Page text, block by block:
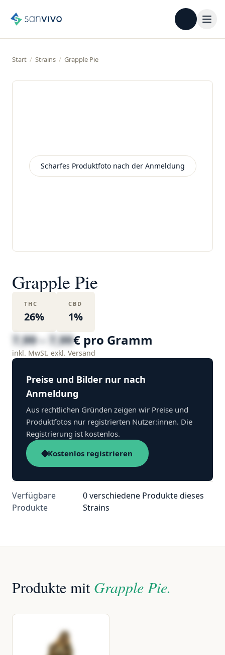
Start / Strains / Grapple Pie
Scharfes Produktfoto nach der Anmeldung
Grapple Pie
THC
26%
CBD
1%
7,99 – 7,99€ pro Gramm
inkl. MwSt. exkl. Versand
Preise und Bilder nur nach
Anmeldung
Aus rechtlichen Gründen zeigen wir Preise und
Produktfotos nur registrierten Nutzer:innen. Die
Registrierung ist kostenlos.
Kostenlos registrieren
Verfügbare
Produkte
0 verschiedene Produkte dieses
Strains
Produkte mit Grapple Pie.